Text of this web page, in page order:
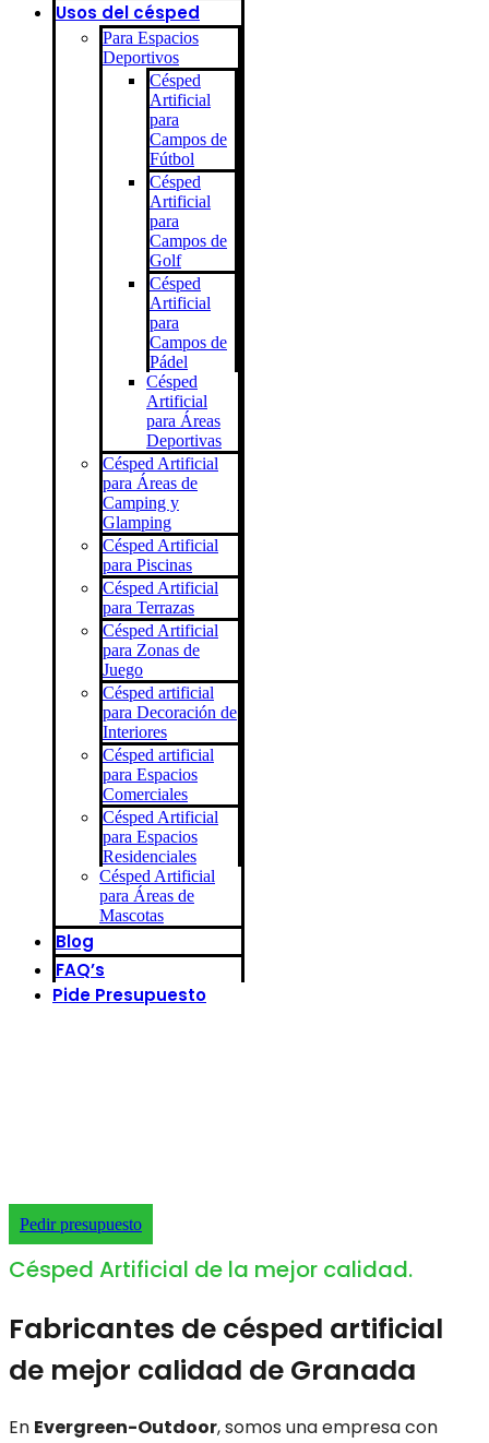
Usos del césped
Para Espacios
Deportivos
Césped
Artificial
para
Campos de
Fútbol
Césped
Artificial
para
Campos de
Golf
Césped
Artificial
para
Campos de
Pádel
Césped
Artificial
para Áreas
Deportivas
Césped Artificial
para Áreas de
Camping y
Glamping
Césped Artificial
para Piscinas
Césped Artificial
para Terrazas
Césped Artificial
para Zonas de
Juego
Césped artificial
para Decoración de
Interiores
Césped artificial
para Espacios
Comerciales
Césped Artificial
para Espacios
Residenciales
Césped Artificial
para Áreas de
Mascotas
Blog
FAQ’s
Pide Presupuesto
Pedir presupuesto
Césped Artificial de la mejor calidad.
Fabricantes de césped artificial
de mejor calidad de Granada
En Evergreen-Outdoor, somos una empresa con